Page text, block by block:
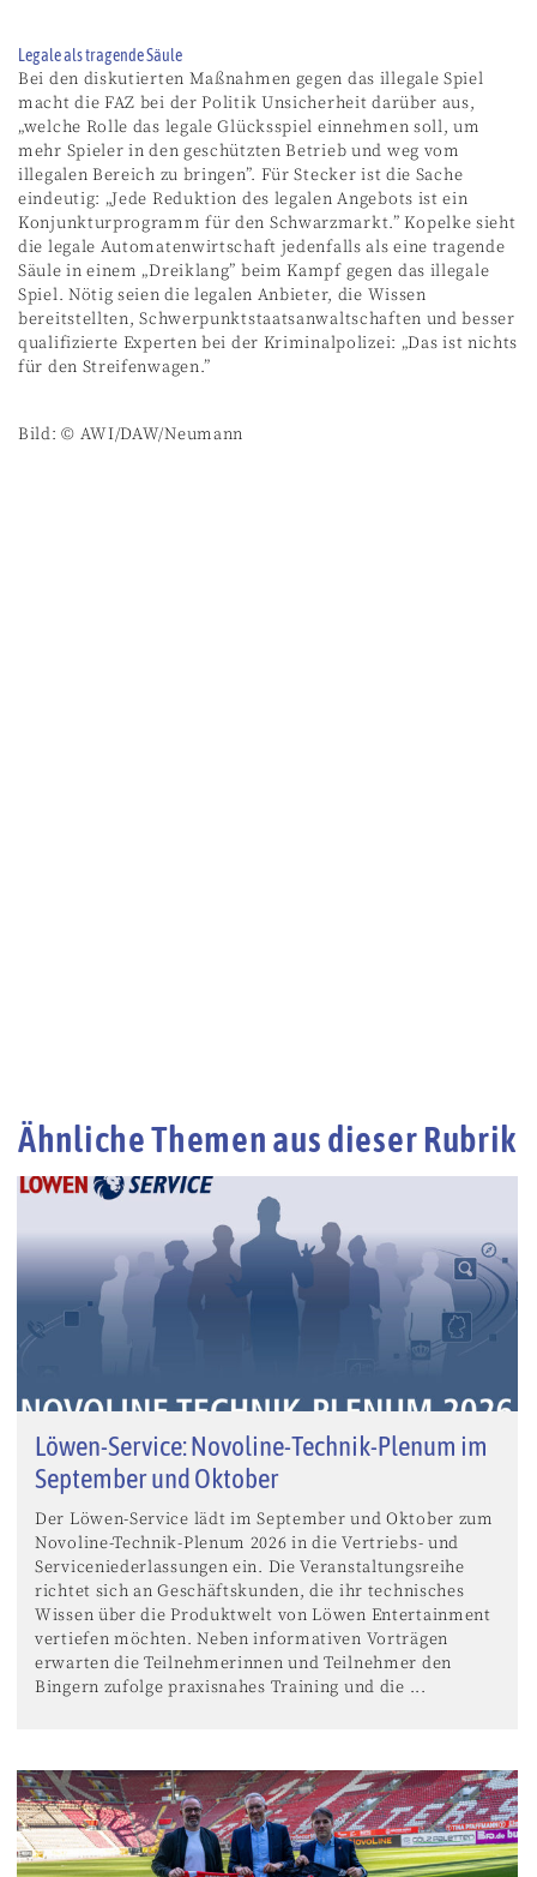
Legale als tragende Säule
Bei den diskutierten Maßnahmen gegen das illegale Spiel
macht die FAZ bei der Politik Unsicherheit darüber aus,
„welche Rolle das legale Glücksspiel einnehmen soll, um
mehr Spieler in den geschützten Betrieb und weg vom
illegalen Bereich zu bringen”. Für Stecker ist die Sache
eindeutig: „Jede Reduktion des legalen Angebots ist ein
Konjunkturprogramm für den Schwarzmarkt.” Kopelke sieht
die legale Automatenwirtschaft jedenfalls als eine tragende
Säule in einem „Dreiklang” beim Kampf gegen das illegale
Spiel. Nötig seien die legalen Anbieter, die Wissen
bereitstellten, Schwerpunktstaatsanwaltschaften und besser
qualifizierte Experten bei der Kriminalpolizei: „Das ist nichts
für den Streifenwagen.”
Bild: © AWI/DAW/Neumann
Ähnliche Themen aus dieser Rubrik
Löwen-Service: Novoline-Technik-Plenum im
September und Oktober
Der Löwen-Service lädt im September und Oktober zum
Novoline-Technik-Plenum 2026 in die Vertriebs- und
Serviceniederlassungen ein. Die Veranstaltungsreihe
richtet sich an Geschäftskunden, die ihr technisches
Wissen über die Produktwelt von Löwen Entertainment
vertiefen möchten. Neben informativen Vorträgen
erwarten die Teilnehmerinnen und Teilnehmer den
Bingern zufolge praxisnahes Training und die ...